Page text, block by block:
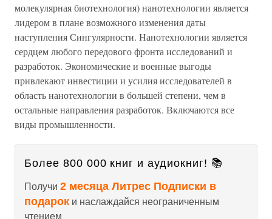
молекулярная биотехнология) нанотехнологии является
лидером в плане возможного изменения даты
наступления Сингулярности. Нанотехнологии является
сердцем любого передового фронта исследований и
разработок. Экономические и военные выгоды
привлекают инвестиции и усилия исследователей в
область нанотехнологии в большей степени, чем в
остальные направления разработок. Включаются все
виды промышленности.
Более 800 000 книг и аудиокниг! 📚
Получи 2 месяца Литрес Подписки в
подарок и наслаждайся неограниченным
чтением